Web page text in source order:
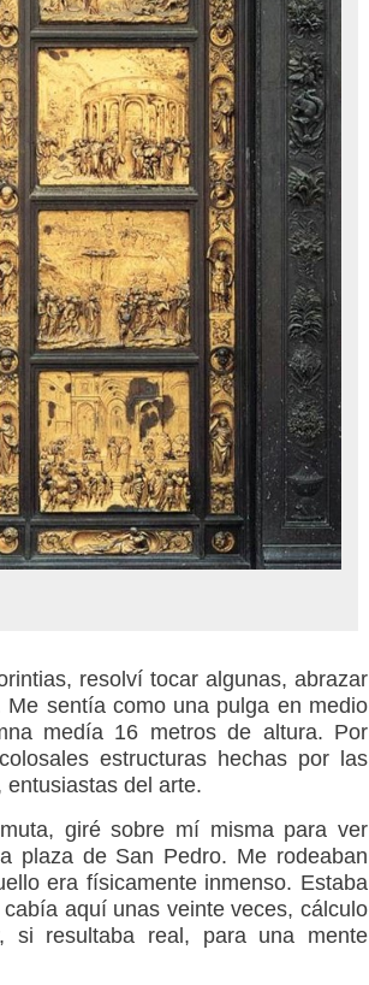
resolví tocar algunas, abrazar
sentía como una pulga en medio
medía 16 metros de altura. Por
estructuras hechas por las
del arte.
giré sobre mí misma para ver
plaza de San Pedro. Me rodeaban
era físicamente inmenso. Estaba
aquí unas veinte veces, cálculo
si resultaba real, para una mente